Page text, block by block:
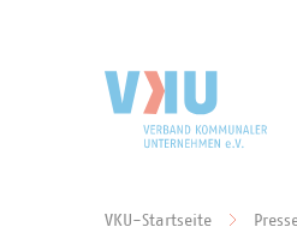
VKU-Startseite